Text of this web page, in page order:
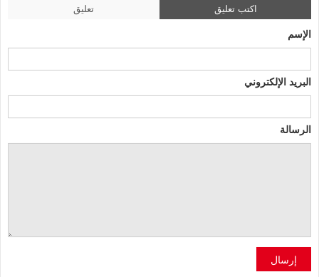
اكتب تعليق تعليق
الإسم
البريد الإلكتروني
الرسالة
إرسال